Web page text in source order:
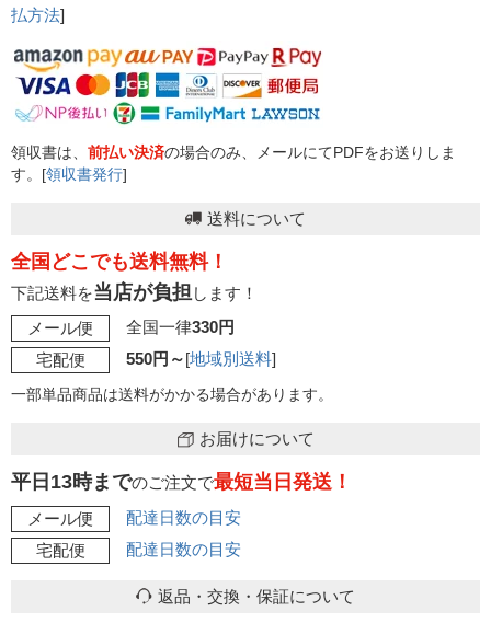
払方法]
領収書は、 前払い決済の場合のみ、メールにてPDFをお送りしま
す。[領収書発行]
送料について
全国どこでも送料無料！
下記送料を当店が負担 します！
メール便
全国一律330円
宅配便
550円～[地域別送料]
一部単品商品は送料がかかる場合があります。
お届けについて
平日13時までのご注文で最短当日発送！
メール便
配達日数の目安
宅配便
配達日数の目安
返品・交換・保証について